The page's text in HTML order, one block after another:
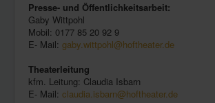
Freundeskreis
Galerie
Presse
Kontakt
Presse- und Öffentlichkeitsarbeit:
Gaby Wittpohl
Mobil: 0177 85 20 92 9
E- Mail: gaby.wittpohl@hoftheater.de
Theaterleitung
kfm. Leitung: Claudia Isbarn
E- Mail: claudia.isbarn@hoftheater.de